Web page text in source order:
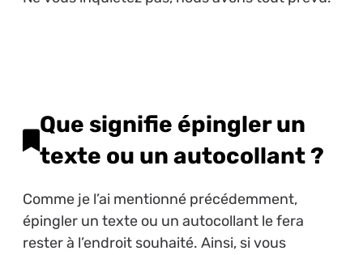
Que signifie épingler un
texte ou un autocollant ?
Comme je l’ai mentionné précédemment,
épingler un texte ou un autocollant le fera
rester à l’endroit souhaité. Ainsi, si vous